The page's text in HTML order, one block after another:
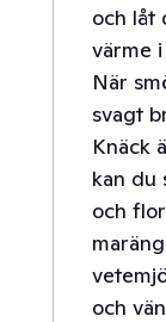
och låt
värme
När
svagt
Knäck
kan du
och
och